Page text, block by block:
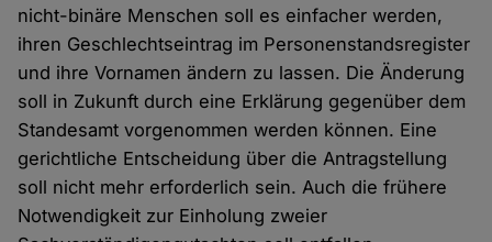
nicht-binäre Menschen soll es einfacher werden,
ihren Geschlechtseintrag im Personenstandsregister
und ihre Vornamen ändern zu lassen. Die Änderung
soll in Zukunft durch eine Erklärung gegenüber dem
Standesamt vorgenommen werden können. Eine
gerichtliche Entscheidung über die Antragstellung
soll nicht mehr erforderlich sein. Auch die frühere
Notwendigkeit zur Einholung zweier